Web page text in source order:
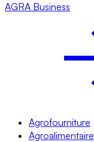
AGRA Business
Agrofourniture
Agroalimentaire